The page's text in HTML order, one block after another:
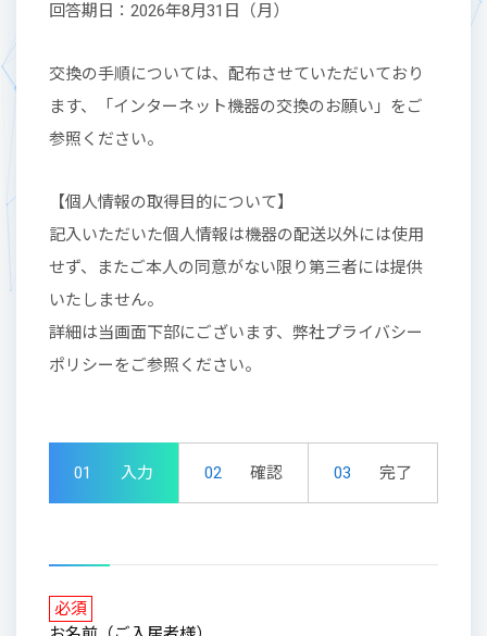
回答期日：2026年8月31日（月）
交換の手順については、配布させていただいており
ます、「インターネット機器の交換のお願い」をご
参照ください。
【個人情報の取得目的について】
記入いただいた個人情報は機器の配送以外には使用
せず、またご本人の同意がない限り第三者には提供
いたしません。
詳細は当画面下部にございます、弊社プライバシー
ポリシーをご参照ください。
01 入力 02 確認 03 完了
必須